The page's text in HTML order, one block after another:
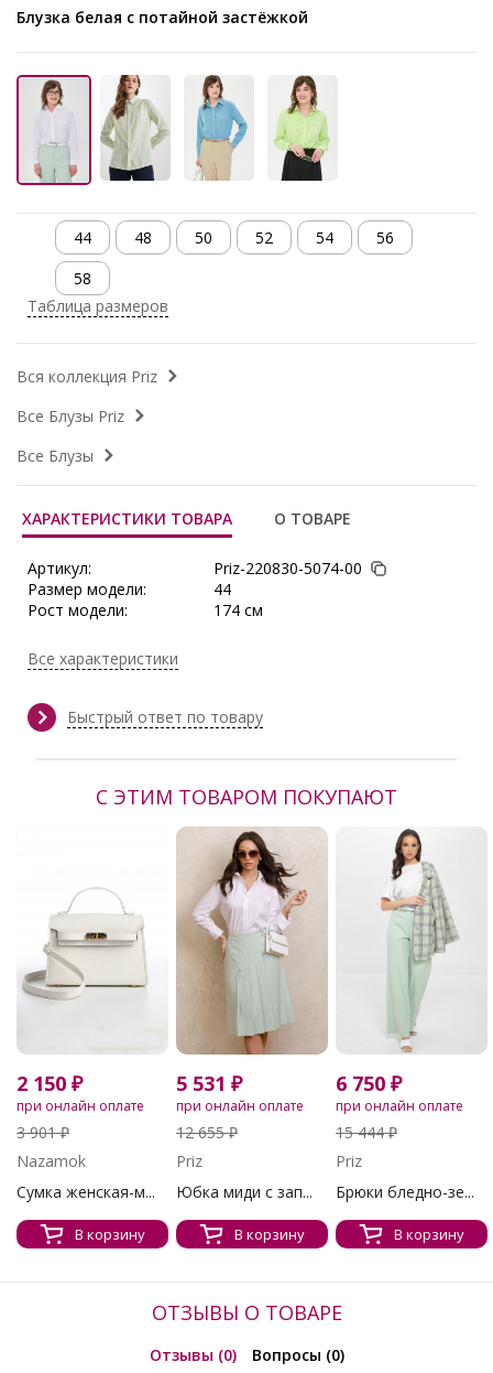
Блузка белая с потайной застёжкой
44 48 50 52 54
56
58
Таблица размеров
Вся коллекция Priz
Все Блузы Priz
Все Блузы
ХАРАКТЕРИСТИКИ ТОВАРА О ТОВАРЕ
Артикул:
Priz-220830-5074-00
Размер модели:
44
Рост модели:
174 см
Тип ткани:
58 р-ре - 70,5 см
Сезон:
Зима, Круглогодичный, Лето,
Производитель:
Priz
Все характеристики
Быстрый ответ по товару
С ЭТИМ ТОВАРОМ ПОКУПАЮТ
2 150 ₽
при онлайн оплате
3 901 ₽
Nazamok
Сумка женская-м...
В корзину
5 531 ₽
при онлайн оплате
12 655 ₽
Priz
Юбка миди с зап...
В корзину
6 750 ₽
при онлайн оплате
15 444 ₽
Priz
Брюки бледно-зе...
В корзину
ОТЗЫВЫ О ТОВАРЕ
Отзывы (0) Вопросы (0)